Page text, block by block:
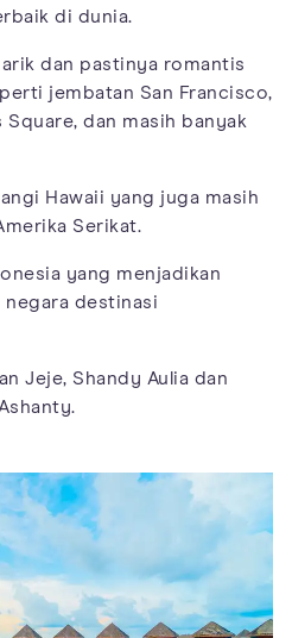
di dunia.
dan pastinya romantis
jembatan San Francisco,
dan masih banyak
Hawaii yang juga masih
Serikat.
yang menjadikan
negara destinasi
Jeje, Shandy Aulia dan